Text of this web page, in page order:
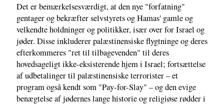
Det er bemærkelsesværdigt, at den nye "forfatning"
gentager og bekræfter selvstyrets og Hamas' gamle og
velkendte holdninger og politikker, især over for Israel og
jøder. Disse inkluderer palæstinensiske flygtninge og deres
efterkommeres "ret til tilbagevenden" til deres
hovedsageligt ikke-eksisterende hjem i Israel; fortsættelse
af udbetalinger til palæstinensiske terrorister – et
program også kendt som "Pay-for-Slay" – og den evige
benægtelse af jødernes lange historie og religiøse rødder i